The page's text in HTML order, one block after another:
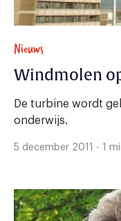
Nieuws
Windmolen
De turbine wordt
onderwijs.
5 december 2011 - 1